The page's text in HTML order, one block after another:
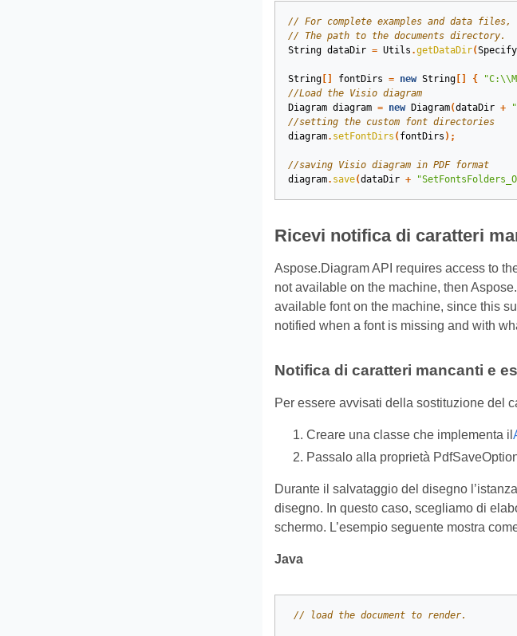
// For complete examples and data files,
// The path to the documents directory.
String dataDir = Utils .getDataDir(
String[] fontDirs = new String[] {
//Load the Visio diagram
Diagram diagram = new Diagram(dataDir +
//setting the custom font directories
diagram. setFontDirs (fontDirs );
//saving Visio diagram in PDF format
diagram. save(dataDir +
Ricevi notifica di caratteri
Aspose.Diagram API requires access to
not available on the machine, then
available font on the machine, since this
notified when a font is missing and with
Notifica di caratteri mancanti e
Per essere avvisati della sostituzione del
Creare una classe che implementa il
Passalo alla proprietà
Durante il salvataggio del disegno
disegno. In questo caso, scegliamo di
schermo. L’esempio seguente mostra
Java
// load the document to render.